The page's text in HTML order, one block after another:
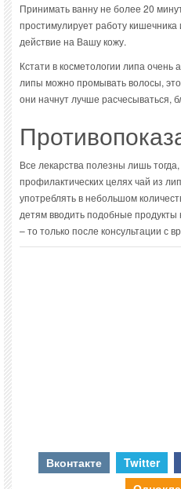
Принимать ванну не более 20
простимулирует работу кишечника
действие на Вашу кожу.
Кстати в косметологии липа
липы можно промывать волосы,
они начнут лучше расчесываться,
Все лекарства полезны лишь
профилактических целях чай из
употреблять в небольшом
детям вводить подобные
– то только после консультации с
Вконтакте Twitter